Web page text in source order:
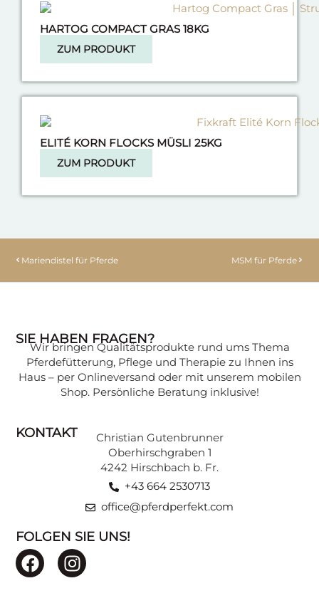
HARTOG COMPACT GRAS 18KG
ZUM PRODUKT
ELITÉ KORN FLOCKS MÜSLI 25KG
ZUM PRODUKT
Mariendistel für Pferde MSM für Pferde
SIE HABEN FRAGEN?
Wir bringen Qualitätsprodukte rund ums Thema
Pferdefütterung, Pflege und Therapie zu Ihnen ins
Haus – per Onlineversand oder mit unserem mobilen
Shop. Persönliche Beratung inklusive!
KONTAKT
Christian Gutenbrunner
Oberhirschgraben 1
4242 Hirschbach b. Fr.
+43 664 2530713
office@pferdperfekt.com
FOLGEN SIE UNS!